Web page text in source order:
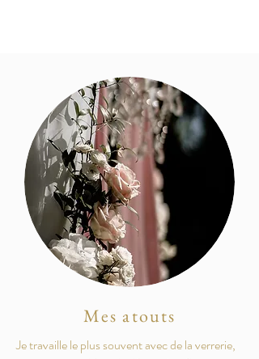
Mes atouts
Je travaille le plus souvent avec de la verrerie,